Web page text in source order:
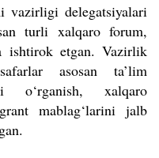
vazirligi delegatsiyalari
turli xalqaro forum,
ishtirok etgan. Vazirlik
asosan ta’lim
o‘rganish, xalqaro
mablag‘larini jalb